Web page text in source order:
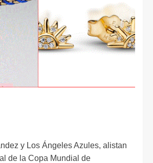
y Los Ángeles Azules, alistan
de la Copa Mundial de